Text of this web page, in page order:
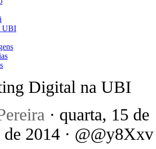
UBI
Digital na UBI
· quarta, 15 de
de 2014 · @@y8Xxv